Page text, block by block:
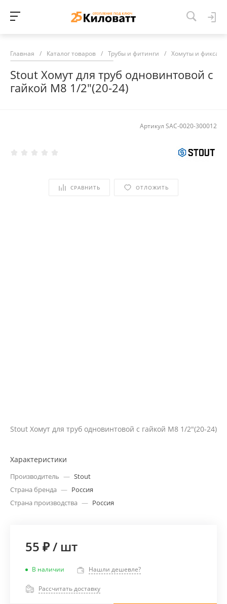
Главная / Каталог товаров / Трубы и фитинги / Хомуты и
Stout Хомут для труб одновинтовой с
гайкой М8 1/2"(20-24)
Артикул SAC-0020-300012
СРАВНИТЬ ОТЛОЖИТЬ
Stout Хомут для труб одновинтовой с гайкой М8 1/2"(20-24)
Характеристики
Производитель — Stout
Страна бренда — Россия
Страна производства — Россия
55 ₽/ шт
В наличии Нашли дешевле?
Рассчитать доставку